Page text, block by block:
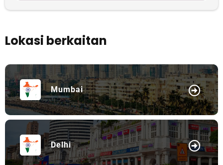
Lokasi berkaitan
Mumbai
Delhi